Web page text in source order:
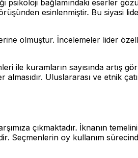
psikoloji bağlamındaki eserler
esinlenmiştir. Bu siyasi
olmuştur. İncelemeler lider
ile kuramların sayısında artış
Uluslararası ve etnik
çıkmaktadır. İknanın
Seçmenlerin oy kullanım